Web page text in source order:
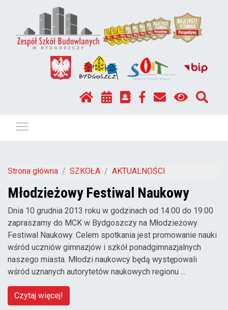
Strona główna SZKOŁA AKTUALNOŚCI
Młodzieżowy Festiwal Naukowy
Dnia 10 grudnia 2013 roku w godzinach od 14:00 do 19:00
zapraszamy do MCK w Bydgoszczy na Młodzieżowy
Festiwal Naukowy. Celem spotkania jest promowanie nauki
wśród uczniów gimnazjów i szkół ponadgimnazjalnych
naszego miasta. Młodzi naukowcy będą występowali
wśród uznanych autorytetów naukowych regionu ...
Czytaj więcej!